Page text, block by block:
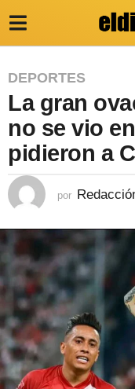
2
a
ñ
o
s
d
d
e
l
a
p
u
DEPORTES
La gran
no se vio
pidieron a
por